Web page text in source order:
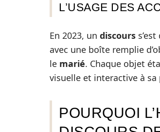
L’USAGE DES
En 2023, un discours
avec une boîte remplie
le marié. Chaque objet
visuelle et interactive à
POURQUOI